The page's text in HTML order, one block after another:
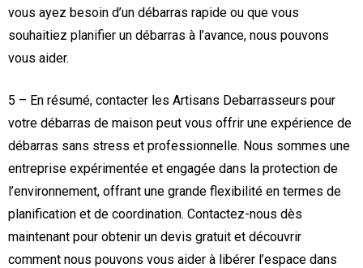
vous ayez besoin d’un débarras rapide ou que vous
souhaitiez planifier un débarras à l’avance, nous pouvons
vous aider.
5 – En résumé, contacter les Artisans Debarrasseurs pour
votre débarras de maison peut vous offrir une expérience de
débarras sans stress et professionnelle. Nous sommes une
entreprise expérimentée et engagée dans la protection de
l’environnement, offrant une grande flexibilité en termes de
planification et de coordination. Contactez-nous dès
maintenant pour obtenir un devis gratuit et découvrir
comment nous pouvons vous aider à libérer l’espace dans